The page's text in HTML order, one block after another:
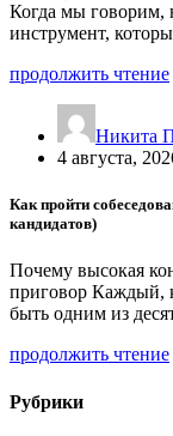
Когда мы говорим,
инструмент,
продолжить чтение
Никита
4 августа,
Как пройти
кандидатов)
Почему высокая
приговор Каждый,
быть одним из
продолжить чтение
Рубрики